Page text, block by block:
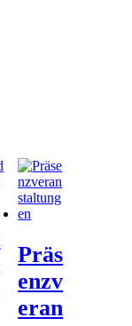
Präs
enzv
eran